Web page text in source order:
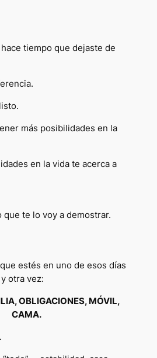
tiempo que dejaste de
más posibilidades en la
en la vida te acerca a
que te lo voy a demostrar.
estés en uno de esos días
otra vez:
OBLIGACIONES, MÓVIL,
CAMA.